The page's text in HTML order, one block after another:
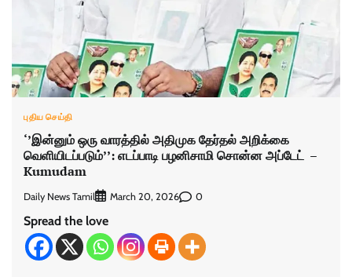
புதிய செய்தி
‘’இன்னும் ஒரு வாரத்தில் அதிமுக தேர்தல் அறிக்கை
வெளியிடப்படும்’’: எடப்பாடி பழனிசாமி சொன்ன அப்டேட் –
Kumudam
Daily News Tamil March 20, 2026 0
Spread the love